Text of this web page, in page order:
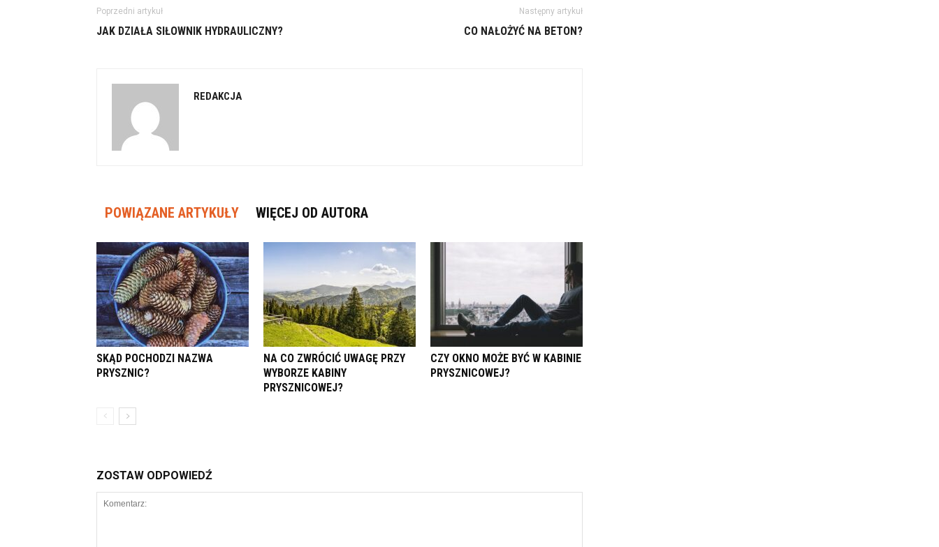
Poprzedni artykuł
JAK DZIAŁA SIŁOWNIK HYDRAULICZNY?
Następny artykuł
CO NAŁOŻYĆ NA BETON?
REDAKCJA
POWIĄZANE ARTYKUŁY WIĘCEJ OD AUTORA
SKĄD POCHODZI NAZWA
PRYSZNIC?
NA CO ZWRÓCIĆ UWAGĘ PRZY
WYBORZE KABINY
PRYSZNICOWEJ?
CZY OKNO MOŻE BYĆ W KABINIE
PRYSZNICOWEJ?
ZOSTAW ODPOWIEDŹ